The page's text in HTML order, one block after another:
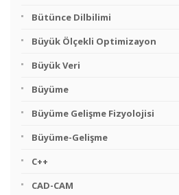
Bütünce Dilbilimi
Büyük Ölçekli Optimizayon
Büyük Veri
Büyüme
Büyüme Gelişme Fizyolojisi
Büyüme-Gelişme
C++
CAD-CAM